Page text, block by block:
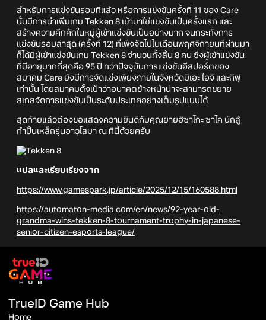
สำหรับการแข่งขันรอบที่แล้ว หรือการแข่งขันครั้งที่ 11 ของ Care
นั้นมีการนำเพิ่มเกม Tekken 8 เข้ามาใช่แข่งขันเป็นครั้งแรก และ
สร้างความคึกคักในหมู่ผู้เข้าแข่งขันเป็นอย่างมาก จนกระทั่งการ
แข่งขันรอบล่าสุด (ครั้งที่ 12) ที่เพิ่งจัดไปในเดือนพฤศจิกายนที่ผ่านมา
ก็ได้มีผู้เข้าแข่งขันเกม Tekken 8 จำนวนทั้งสิ้น 8 คน ซึ่งผู้เข้าแข่งขัน
ที่มีอายุมากที่สุดคือ 95 ปี ทว่าปัจจุบันการแข่งขันอีสปอร์ตของ
สมาคม Care ยังมีการจัดแข่งเพียงภายในจังหวัดมิเอะ ไอจิ และกิฟุ
เท่านั้น โดยสมาคมตั้งเป้าว่าอนาคตข้างหน้าน่าจะสามารถขยาย
สเกลจัดการแข่งขันเป็นระดับประเทศอย่างเต็มรูปแบบได้
สุดท้ายแล้วต้องขอแสดงความยินดีกับคุณยายฮิซาโกะ ซาไค นักสู้
กำปั้นเหล็กรุ่นอาวุโสมา ณ ที่นี้ด้วยครับ
แปลและเรียบเรียงจาก
https://www.gamespark.jp/article/2025/12/15/160588.html
https://automaton-media.com/en/news/92-year-old-
grandma-wins-tekken-8-tournament-trophy-in-japanese-
senior-citizen-esports-league/
TrueID Game Hub
Home